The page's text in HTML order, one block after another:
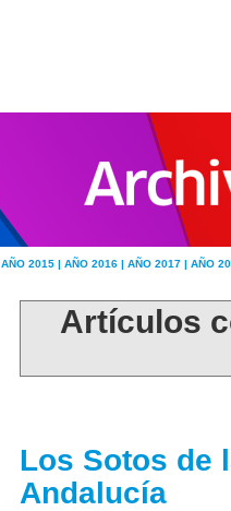
AÑO 2015 | AÑO 2016 | AÑO 2017 | AÑO
Artículos
Los Sotos de
Andalucía